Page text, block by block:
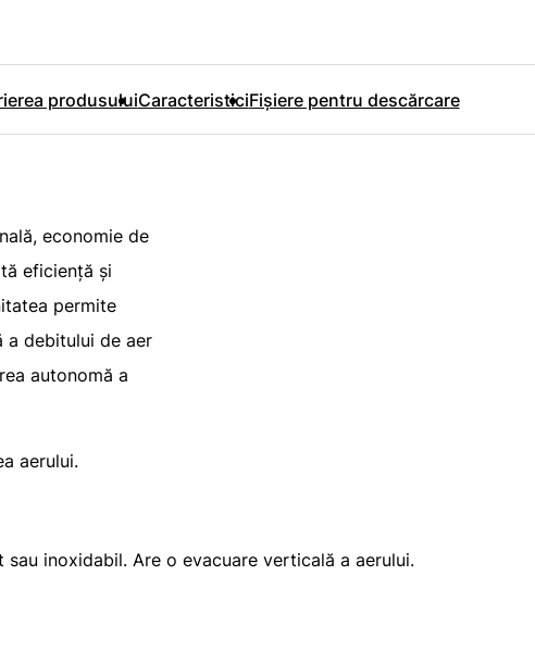
produsuluiCaracteristiciFișiere pentru descărcare
economie de
eficiență și
permite
a debitului de aer
autonomă a
aerului.
inoxidabil. Are o evacuare verticală a aerului.